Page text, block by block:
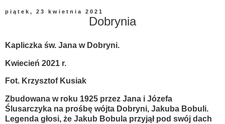
piątek, 23 kwietnia 2021
Dobrynia
Kapliczka św. Jana w Dobryni.
Kwiecień 2021 r.
Fot. Krzysztof Kusiak
Zbudowana w roku 1925 przez Jana i Józefa
Ślusarczyka na prośbę wójta Dobryni, Jakuba Bobuli.
Legenda głosi, że Jakub Bobula przyjął pod swój dach